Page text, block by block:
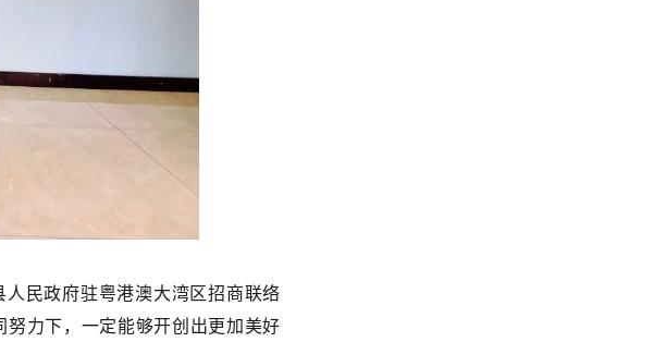
人民政府驻粤港澳大湾区招商联络
力下，一定能够开创出更加美好